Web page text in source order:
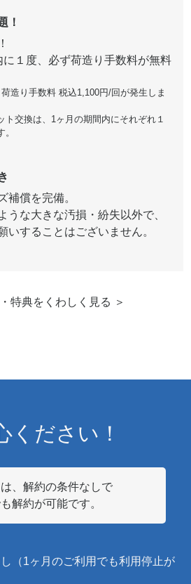
！
１度、必ず荷造り手数料が無料
造り手数料 税込1,100円/回が発生しま
交換は、1ヶ月の期間内にそれぞれ１
補償を完備。
うな大きな汚損・紛失以外で、
いすることはございません。
特典をくわしく見る ＞
ください！
、解約の条件なしで
解約が可能です。
（1ヶ月のご利用でも利用停止が